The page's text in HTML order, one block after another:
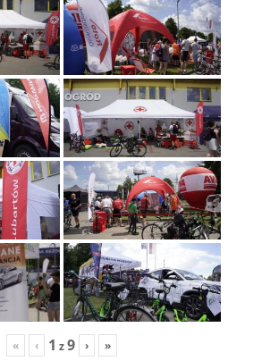
« ‹ 1 z9 › »